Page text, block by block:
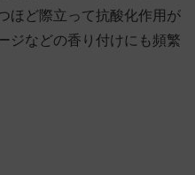
ほど際立って抗酸化作用が
ジなどの香り付けにも頻繁